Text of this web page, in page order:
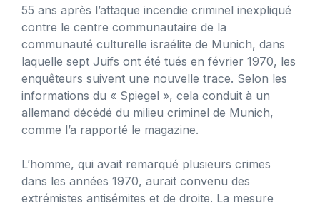
55 ans après l’attaque incendie criminel inexpliqué
contre le centre communautaire de la
communauté culturelle israélite de Munich, dans
laquelle sept Juifs ont été tués en février 1970, les
enquêteurs suivent une nouvelle trace. Selon les
informations du « Spiegel », cela conduit à un
allemand décédé du milieu criminel de Munich,
comme l’a rapporté le magazine.
L’homme, qui avait remarqué plusieurs crimes
dans les années 1970, aurait convenu des
extrémistes antisémites et de droite. La mesure